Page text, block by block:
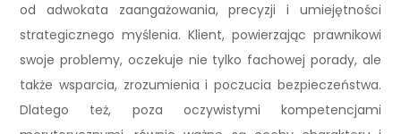
od adwokata zaangażowania, precyzji i umiejętności
strategicznego myślenia. Klient, powierzając prawnikowi
swoje problemy, oczekuje nie tylko fachowej porady, ale
także wsparcia, zrozumienia i poczucia bezpieczeństwa.
Dlatego też, poza oczywistymi kompetencjami